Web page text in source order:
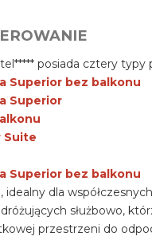
posiada cztery typy
Superior bez balkonu
Superior
Suite
Superior bez balkonu
idealny dla współczesnych
służbowo,
przestrzeni do